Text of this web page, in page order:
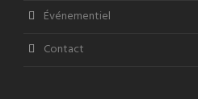
Événementiel
Contact